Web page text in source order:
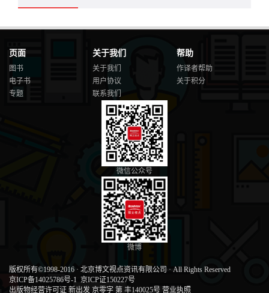
页面
图书
电子书
专题
关于我们
关于我们
用户协议
联系我们
帮助
作译者帮助
关于积分
微信公众号
微博
版权所有©1998-2016 · 北京博文视点资讯有限公司 · All Rights Reserved
京ICP备14025786号-1 京ICP证150227号
出版物经营许可证 新出发 京零字 第 丰140025号 营业执照